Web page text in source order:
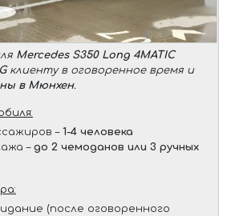
Mercedes S350 Long 4MATIC
клиенту в оговоренное время и
в Мюнхен.
– 1-4 человека
– до 2 чемоданов или 3 ручных
(после оговоренного